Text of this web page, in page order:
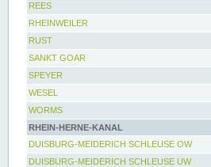
REES
RHEINWEILER
RUST
SANKT GOAR
SPEYER
WESEL
WORMS
RHEIN-HERNE-KANAL
DUISBURG-MEIDERICH SCHLEUSE OW
DUISBURG-MEIDERICH SCHLEUSE UW